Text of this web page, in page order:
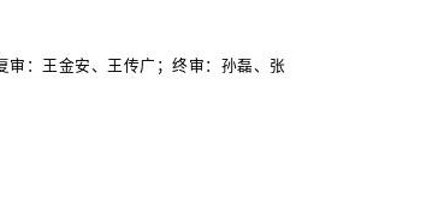
审：王金安、王传广；终审：孙磊、张